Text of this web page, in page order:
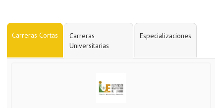
Carreras Cortas
Carreras
Universitarias
Especializaciones